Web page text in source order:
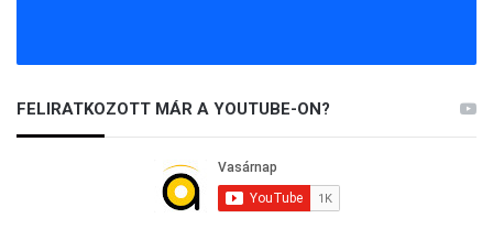
FELIRATKOZOTT MÁR A YOUTUBE-ON?